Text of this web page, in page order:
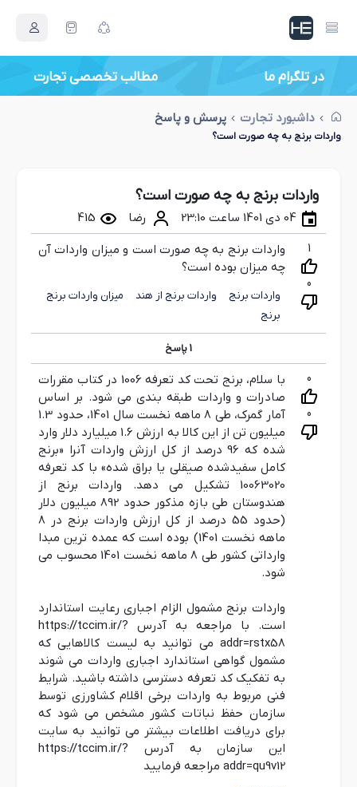
در تلگرام ما مطالب تخصصی تجارت
داشبورد تجارت پرسش و پاسخ
واردات برنج به چه صورت است؟
واردات برنج به چه صورت است؟
04 دی 1401 ساعت 23:10 رضا 415
1
0
واردات برنج به چه صورت است و میزان واردات آن
چه میزان بوده است؟
واردات برنج واردات برنج از هند
میزان واردات برنج
برنج
1پاسخ
0
0
با سلام، برنج تحت کد تعرفه 1006 در کتاب مقررات
صادرات و واردات طبقه بندی می شود. بر اساس
آمار گمرک، طی 8 ماهه نخست سال 1401، حدود 1.3
میلیون تن از این کالا به ارزش 1.6 میلیارد دلار وارد
شده که 96 درصد از کل ارزش واردات آنرا «برنج
کامل سفیدشده صیقلی یا براق شده» با کد تعرفه
10063020 تشکیل می دهد. واردات برنج از
هندوستان طی بازه مذکور حدود 892 میلیون دلار
(حدود 55 درصد از کل ارزش واردات برنج در 8
ماهه نخست 1401) بوده است که عمده ترین مبدا
وارداتی کشور طی 8 ماهه نخست 1401 محسوب می
شود.
واردات برنج مشمول الزام اجباری رعایت استاندارد
است. با مراجعه به آدرس https://tccim.ir/?
addr=rstx58 می توانید به لیست کالاهایی که
مشمول گواهی استاندارد اجباری واردات می ‏شوند
به تفکیک کد تعرفه دسترسی داشته باشید. شرایط
فنی مربوط به واردات برخی اقلام کشاورزی توسط
سازمان حفظ نباتات کشور مشخص می شود که
برای دریافت اطلاعات بیشتر می توانید به سایت
این سازمان به آدرس https://tccim.ir/?
addr=qu9v12 مراجعه فرمایید